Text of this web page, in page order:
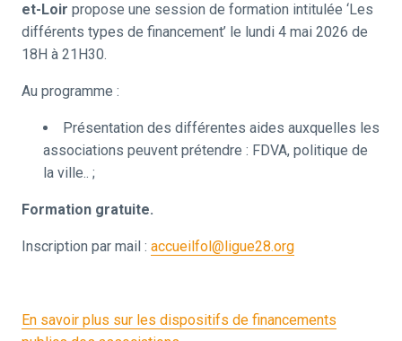
et-Loir propose une session de formation intitulée ‘Les
différents types de financement’ le lundi 4 mai 2026 de
18H à 21H30.
Au programme :
Présentation des différentes aides auxquelles les
associations peuvent prétendre : FDVA, politique de
la ville.. ;
Formation gratuite.
Inscription par mail : accueilfol@ligue28.org
En savoir plus sur les dispositifs de financements